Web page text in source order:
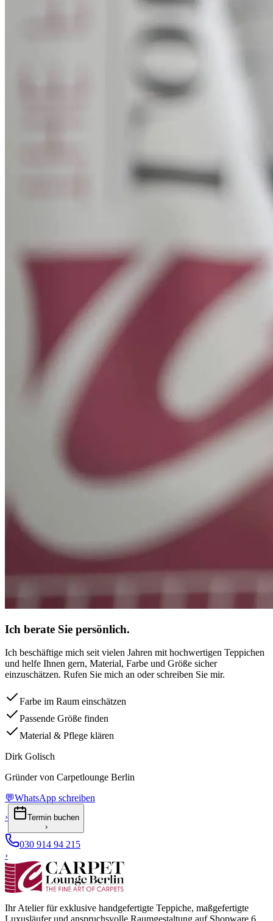
Ich berate Sie persönlich.
Ich beschäftige mich seit vielen Jahren mit hochwertigen Teppichen
und helfe Ihnen gern, Material, Farbe und Größe sicher
einzuschätzen. Rufen Sie mich an oder schreiben Sie mir.
Farbe im Raum einschätzen
Passende Größe finden
Material & Pflege klären
Dirk Golisch
Gründer von Carpetlounge Berlin
💬WhatsApp schreiben
›
Termin buchen
›
030 914 94 215
›
Ihr Atelier für exklusive handgefertigte Teppiche, maßgefertigte